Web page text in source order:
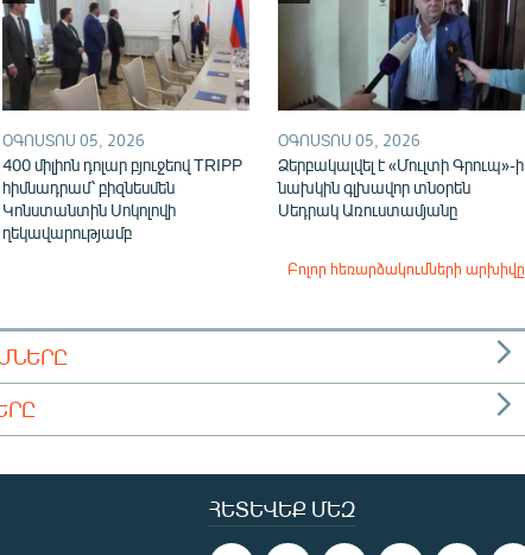
ՕԳՈՍՏՈՍ 05, 2026
400 միլիոն դոլար բյուջեով TRIPP
հիմնադրամ՝ բիզնեսմեն
Կոնստանտին Սոկոլովի
ղեկավարությամբ
ՕԳՈՍՏՈՍ 05, 2026
Ձերբակալվել է «Մուլտի Գրուպ»-ի
նախկին գլխավոր տնօրեն
Սեդրակ Առուստամյանը
Բոլոր հեռարձակումների արխիվը
ՀԵՏԵՎԵՔ ՄԵԶ